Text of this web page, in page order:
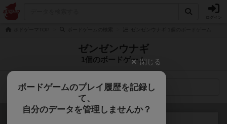
ゼンゼンウナギ
1個のボードゲーム
検索メニュー
閉じる
ボードゲームのプレイ履歴を記録し
て、
自分のデータを管理しませんか？